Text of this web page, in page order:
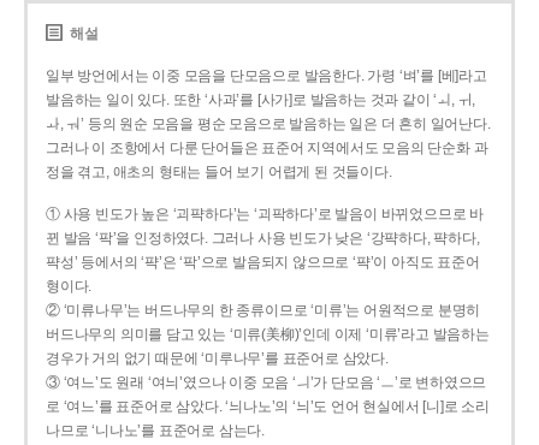
해설
일부 방언에서는 이중 모음을 단모음으로 발음한다. 가령 ‘벼’를 [베]라고
발음하는 일이 있다. 또한 ‘사과’를 [사가]로 발음하는 것과 같이 ‘ㅚ, ㅟ,
ㅘ, ㅝ’ 등의 원순 모음을 평순 모음으로 발음하는 일은 더 흔히 일어난다.
그러나 이 조항에서 다룬 단어들은 표준어 지역에서도 모음의 단순화 과
정을 겪고, 애초의 형태는 들어 보기 어렵게 된 것들이다.
① 사용 빈도가 높은 ‘괴퍅하다’는 ‘괴팍하다’로 발음이 바뀌었으므로 바
뀐 발음 ‘팍’을 인정하였다. 그러나 사용 빈도가 낮은 ‘강퍅하다, 퍅하다,
퍅성’ 등에서의 ‘퍅’은 ‘팍’으로 발음되지 않으므로 ‘퍅’이 아직도 표준어
형이다.
② ‘미류나무’는 버드나무의 한 종류이므로 ‘미류’는 어원적으로 분명히
버드나무의 의미를 담고 있는 ‘미류(美柳)’인데 이제 ‘미류’라고 발음하는
경우가 거의 없기 때문에 ‘미루나무’를 표준어로 삼았다.
③ ‘여느’도 원래 ‘여늬’였으나 이중 모음 ‘ㅢ’가 단모음 ‘ㅡ’로 변하였으므
로 ‘여느’를 표준어로 삼았다. ‘늬나노’의 ‘늬’도 언어 현실에서 [니]로 소리
나므로 ‘니나노’를 표준어로 삼는다.